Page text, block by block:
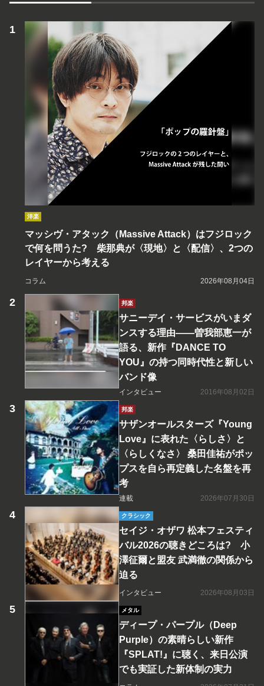
洋楽
マッシヴ・アタック（Massive Attack）はフジロック
で何を問うた? 柴那典が〈現地〉と〈配信〉、2つの
レイヤーから考える
コラム 2026年08月04日
邦楽
サニーデイ・サービスがいまダ
ンスする理由――曽我部恵一が
語る、新作『DANCE TO
YOU』の持つ同時代性と新しい
バンド像
インタビュー 2016年08月02日
邦楽
サザンオールスターズ『Young
Love』に表れた〈らしさ〉と
〈らしくなさ〉 桑田佳祐がポッ
プスを自ら再定義した名盤を再
考
連載 2026年07月30日
クラシック
セイジ・オザワ 松本フェスティ
バル2026の聴きどころは? 小
澤征爾と盟友 武満徹の関係から
迫る
インタビュー 2026年08月03日
メタル
ディープ・パープル（Deep
Purple）の素晴らしい新作
『SPLAT!』に聴く、来日公演
でも実証した新体制の実力